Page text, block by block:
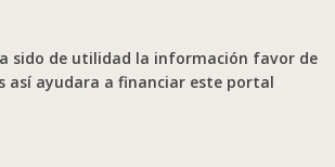
sido de utilidad la información favor de
así ayudara a financiar este portal